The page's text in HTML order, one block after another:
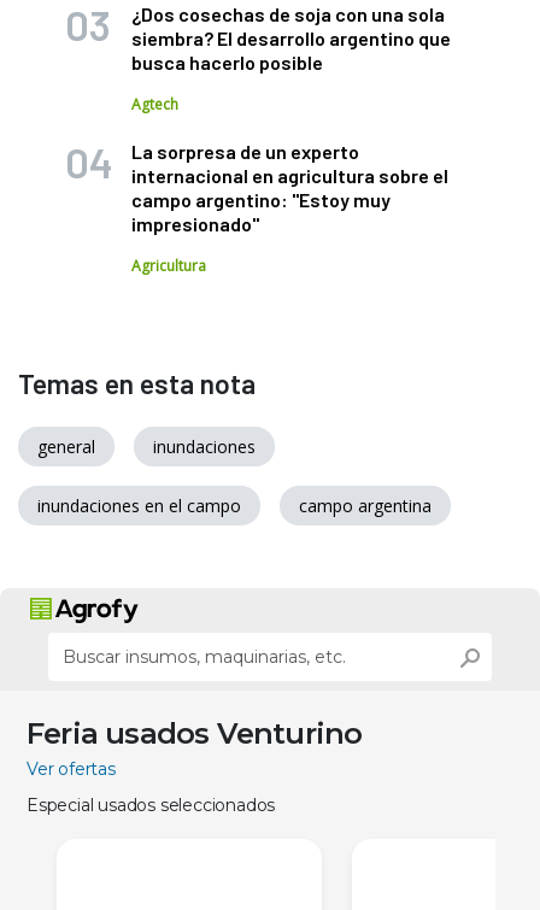
¿Dos cosechas de soja con una sola
siembra? El desarrollo argentino que
busca hacerlo posible
Agtech
La sorpresa de un experto
internacional en agricultura sobre el
campo argentino: "Estoy muy
impresionado"
Agricultura
Temas en esta nota
general inundaciones
inundaciones en el campo campo argentina
Feria usados Venturino
Ver ofertas
Especial usados seleccionados